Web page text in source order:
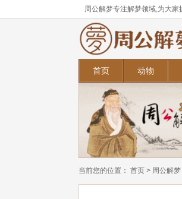
周公解梦专注解梦领域,为大
首页 动物
当前您的位置： 首页 > 周公解梦